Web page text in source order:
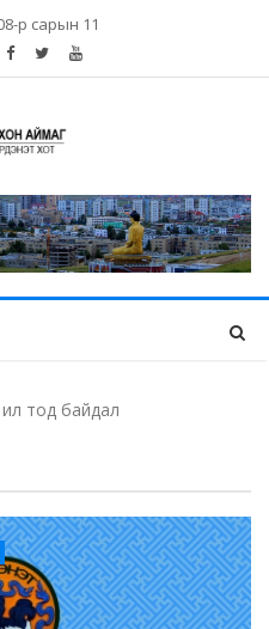
р сарын 11
тод байдал